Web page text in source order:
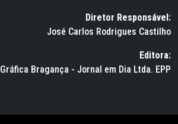
Diretor Responsável:
José Carlos Rodrigues Castilho
Editora:
Gráfica Bragança - Jornal em Dia Ltda. EPP